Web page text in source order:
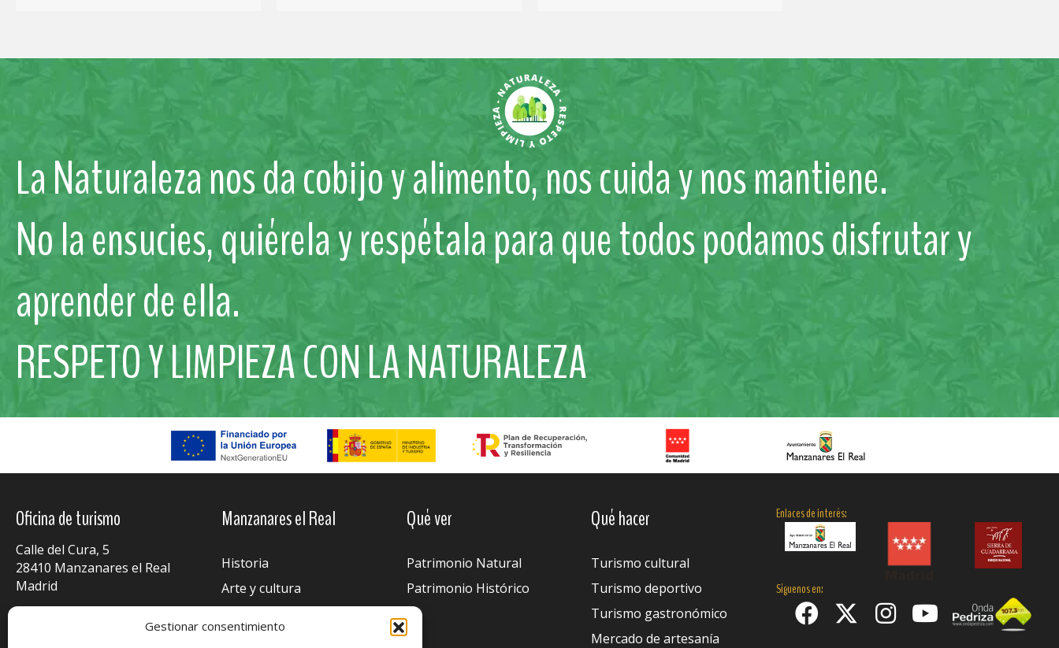
Gestionar consentimiento
La Naturaleza nos da cobijo y alimento, nos cuida y nos mantiene.
No la ensucies, quiérela y respétala para que todos podamos disfrutar y
aprender de ella.
RESPETO Y LIMPIEZA CON LA NATURALEZA
Oficina de turismo
Calle del Cura, 5
28410 Manzanares el Real
Madrid
Sáb. - Sol. - festivos / 9:00 - 15:00
Manzanares el Real
Historia
Arte y cultura
Qué ver
Patrimonio Natural
Patrimonio Histórico
Qué hacer
Turismo cultural
Turismo deportivo
Turismo gastronómico
Mercado de artesanía
Enlaces de interés:
Síguenos en: